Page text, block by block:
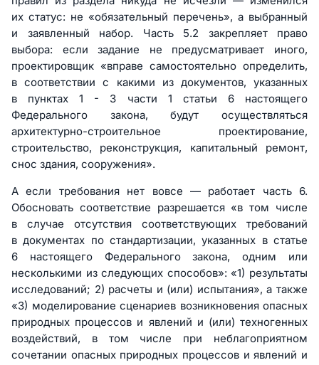
их статус: не «обязательный перечень», а выбранный
и заявленный набор. Часть 5.2 закрепляет право
выбора: если задание не предусматривает иного,
проектировщик «вправе самостоятельно определить,
в соответствии с какими из документов, указанных
в пунктах 1 - 3 части 1 статьи 6 настоящего
Федерального закона, будут осуществляться
архитектурно-строительное проектирование,
строительство, реконструкция, капитальный ремонт,
снос здания, сооружения».
А если требования нет вовсе — работает часть 6.
Обосновать соответствие разрешается «в том числе
в случае отсутствия соответствующих требований
в документах по стандартизации, указанных в статье
6 настоящего Федерального закона, одним или
несколькими из следующих способов»: «1) результаты
исследований; 2) расчеты и (или) испытания», а также
«3) моделирование сценариев возникновения опасных
природных процессов и явлений и (или) техногенных
воздействий, в том числе при неблагоприятном
сочетании опасных природных процессов и явлений и